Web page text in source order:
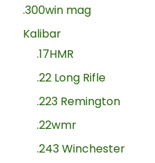
.300win mag
Kalibar
.17HMR
.22 Long Rifle
.223 Remington
.22wmr
.243 Winchester